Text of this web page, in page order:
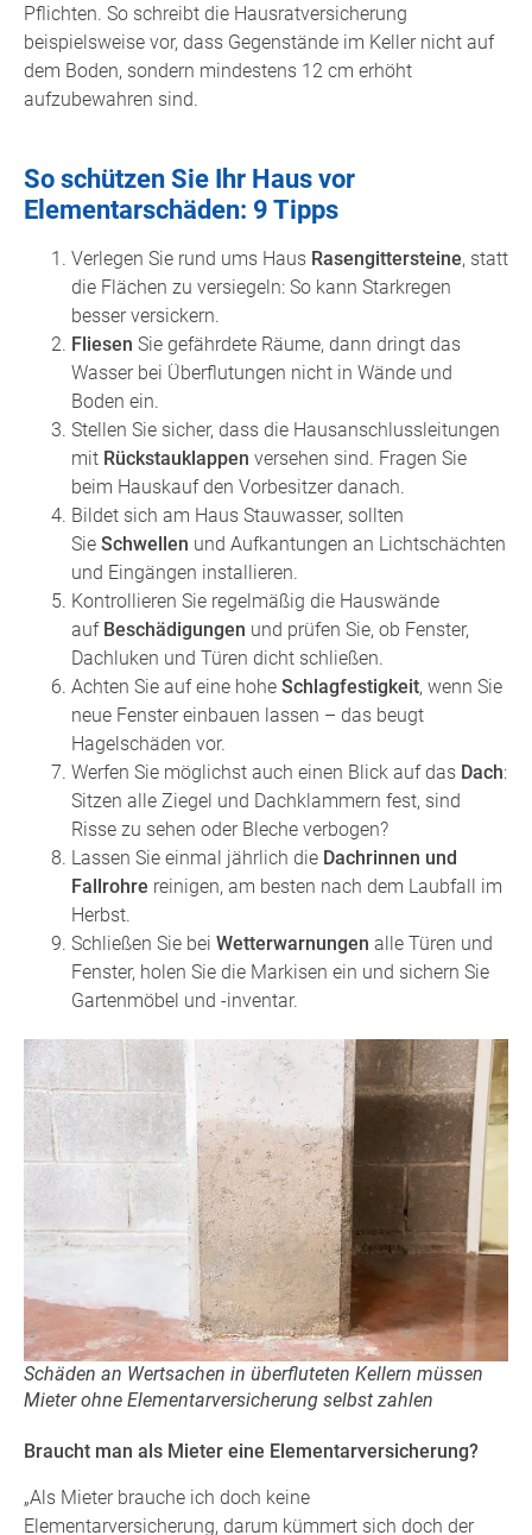
Pflichten. So schreibt die Hausratversicherung
beispielsweise vor, dass Gegenstände im Keller nicht auf
dem Boden, sondern mindestens 12 cm erhöht
aufzubewahren sind.
So schützen Sie Ihr Haus vor
Elementarschäden: 9 Tipps
Verlegen Sie rund ums Haus Rasengittersteine, statt
die Flächen zu versiegeln: So kann Starkregen
besser versickern.
Fliesen Sie gefährdete Räume, dann dringt das
Wasser bei Überflutungen nicht in Wände und
Boden ein.
Stellen Sie sicher, dass die Hausanschlussleitungen
mit Rückstauklappen versehen sind. Fragen Sie
beim Hauskauf den Vorbesitzer danach.
Bildet sich am Haus Stauwasser, sollten
Sie Schwellen und Aufkantungen an Lichtschächten
und Eingängen installieren.
Kontrollieren Sie regelmäßig die Hauswände
auf Beschädigungen und prüfen Sie, ob Fenster,
Dachluken und Türen dicht schließen.
Achten Sie auf eine hohe Schlagfestigkeit, wenn Sie
neue Fenster einbauen lassen – das beugt
Hagelschäden vor.
Werfen Sie möglichst auch einen Blick auf das Dach:
Sitzen alle Ziegel und Dachklammern fest, sind
Risse zu sehen oder Bleche verbogen?
Lassen Sie einmal jährlich die Dachrinnen und
Fallrohre reinigen, am besten nach dem Laubfall im
Herbst.
Schließen Sie bei Wetterwarnungen alle Türen und
Fenster, holen Sie die Markisen ein und sichern Sie
Gartenmöbel und -inventar.
Schäden an Wertsachen in überfluteten Kellern müssen
Mieter ohne Elementarversicherung selbst zahlen
Braucht man als Mieter eine Elementarversicherung?
„Als Mieter brauche ich doch keine
Elementarversicherung, darum kümmert sich doch der